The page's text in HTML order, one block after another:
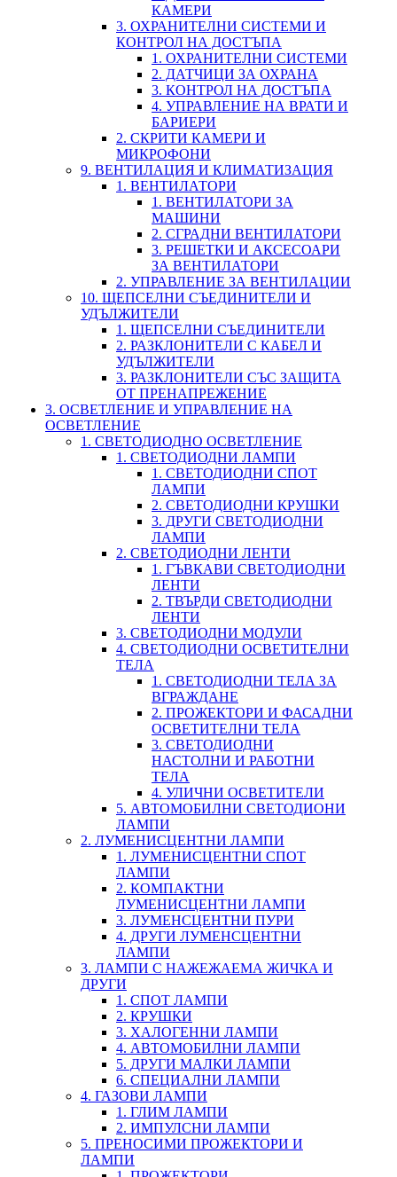
КАМЕРИ
3. ОХРАНИТЕЛНИ СИСТЕМИ И
КОНТРОЛ НА ДОСТЪПА
1. ОХРАНИТЕЛНИ СИСТЕМИ
2. ДАТЧИЦИ ЗА ОХРАНА
3. КОНТРОЛ НА ДОСТЪПА
4. УПРАВЛЕНИЕ НА ВРАТИ И
БАРИЕРИ
2. СКРИТИ КАМЕРИ И
МИКРОФОНИ
9. ВЕНТИЛАЦИЯ И КЛИМАТИЗАЦИЯ
1. ВЕНТИЛАТОРИ
1. ВЕНТИЛАТОРИ ЗА
МАШИНИ
2. СГРАДНИ ВЕНТИЛАТОРИ
3. РЕШЕТКИ И АКСЕСОАРИ
ЗА ВЕНТИЛАТОРИ
2. УПРАВЛЕНИЕ ЗА ВЕНТИЛАЦИИ
10. ЩЕПСЕЛНИ СЪЕДИНИТЕЛИ И
УДЪЛЖИТЕЛИ
1. ЩЕПСЕЛНИ СЪЕДИНИТЕЛИ
2. РАЗКЛОНИТЕЛИ С КАБЕЛ И
УДЪЛЖИТЕЛИ
3. РАЗКЛОНИТЕЛИ СЪС ЗАЩИТА
ОТ ПРЕНАПРЕЖЕНИЕ
3. ОСВЕТЛЕНИЕ И УПРАВЛЕНИЕ НА
ОСВЕТЛЕНИЕ
1. СВЕТОДИОДНО ОСВЕТЛЕНИЕ
1. СВЕТОДИОДНИ ЛАМПИ
1. СВЕТОДИОДНИ СПОТ
ЛАМПИ
2. СВЕТОДИОДНИ КРУШКИ
3. ДРУГИ СВЕТОДИОДНИ
ЛАМПИ
2. СВЕТОДИОДНИ ЛЕНТИ
1. ГЪВКАВИ СВЕТОДИОДНИ
ЛЕНТИ
2. ТВЪРДИ СВЕТОДИОДНИ
ЛЕНТИ
3. СВЕТОДИОДНИ МОДУЛИ
4. СВЕТОДИОДНИ ОСВЕТИТЕЛНИ
ТЕЛА
1. СВЕТОДИОДНИ ТЕЛА ЗА
ВГРАЖДАНЕ
2. ПРОЖЕКТОРИ И ФАСАДНИ
ОСВЕТИТЕЛНИ ТЕЛА
3. СВЕТОДИОДНИ
НАСТОЛНИ И РАБОТНИ
ТЕЛА
4. УЛИЧНИ ОСВЕТИТЕЛИ
5. АВТОМОБИЛНИ СВЕТОДИОНИ
ЛАМПИ
2. ЛУМЕНИСЦЕНТНИ ЛАМПИ
1. ЛУМЕНИСЦЕНТНИ СПОТ
ЛАМПИ
2. КОМПАКТНИ
ЛУМЕНИСЦЕНТНИ ЛАМПИ
3. ЛУМЕНСЦЕНТНИ ПУРИ
4. ДРУГИ ЛУМЕНСЦЕНТНИ
ЛАМПИ
3. ЛАМПИ С НАЖЕЖАЕМА ЖИЧКА И
ДРУГИ
1. СПОТ ЛАМПИ
2. КРУШКИ
3. ХАЛОГЕННИ ЛАМПИ
4. АВТОМОБИЛНИ ЛАМПИ
5. ДРУГИ МАЛКИ ЛАМПИ
6. СПЕЦИАЛНИ ЛАМПИ
4. ГАЗОВИ ЛАМПИ
1. ГЛИМ ЛАМПИ
2. ИМПУЛСНИ ЛАМПИ
5. ПРЕНОСИМИ ПРОЖЕКТОРИ И
ЛАМПИ